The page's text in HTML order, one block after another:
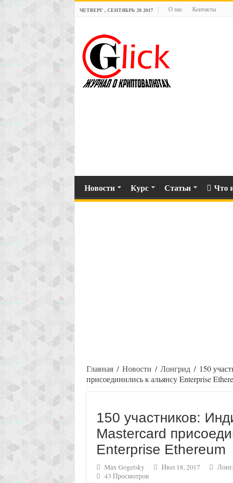
ЧЕТВЕРГ , СЕНТЯБРЬ 28 2017 О нас Контакты
Новости Курс Статьи Что
Главная / Новости / Лонгрид / 150
присоединились к альянсу Enterprise
150 участников:
Mastercard
Enterprise Ethereum
Max Gogetsky Июл 18, 2017
43 Просмотров